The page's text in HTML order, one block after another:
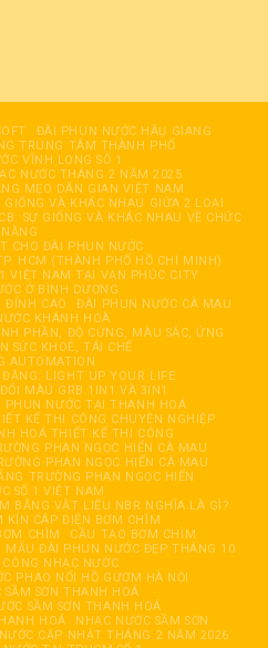
ĐÀI PHUN NƯỚC HÂỤ GIANG
TRUNG TÂM THÀNH PHỐ
VĨNH LONG SỐ 1
NƯỚC THÁNG 2 NĂM 2025
MẸO DÂN GIAN VIỆT NAM
GIỐNG VÀ KHÁC NHAU GIỮA 2 LOẠI
SỰ GIỐNG VÀ KHÁC NHAU VỀ CHỨC
NĂNG
CHO ĐÀI PHUN NƯỚC
HCM (THÀNH PHỐ HỒ CHÍ MINH)
VIỆT NAM TẠI VẠN PHÚC CITY
Ở BÌNH DƯƠNG
ĐỈNH CAO
ĐÀI PHUN NƯỚC CÀ MAU
KHÁNH HOÀ
PHẦN, ĐỘ CỨNG, MÀU SẮC, ỨNG
SỨC KHOẺ, TÁI CHẾ
AUTOMATION
LIGHT UP YOUR LIFE
MÀU GRB 1IN1 VÀ 3IN1
NƯỚC TẠI THANH HOÁ
KẾ THI CÔNG CHUYÊN NGHIỆP
HOÁ THIẾT KẾ THI CÔNG
PHAN NGỌC HIỂN CÀ MAU
PHAN NGỌC HIỂN CÀ MAU
TRƯỜNG PHAN NGỌC HIỂN
SỐ 1 VIỆT NAM
BẰNG VẬT LIỆU NBR NGHĨA LÀ GÌ?
KÍN CÁP ĐIỆN BƠM CHÌM
CHÌM
CẦU TẠO BƠM CHÌM
MẪU ĐÀI PHUN NƯỚC ĐẸP THÁNG 10
NHẠC NƯỚC
PHAO NỔI HỒ GƯƠM HÀ NỘI
SƠN THANH HOÁ
SẦM SƠN THANH HOÁ
HOÁ
NHẠC NƯỚC SẦM SƠN
CẬP NHẬT THÁNG 2 NĂM 2026